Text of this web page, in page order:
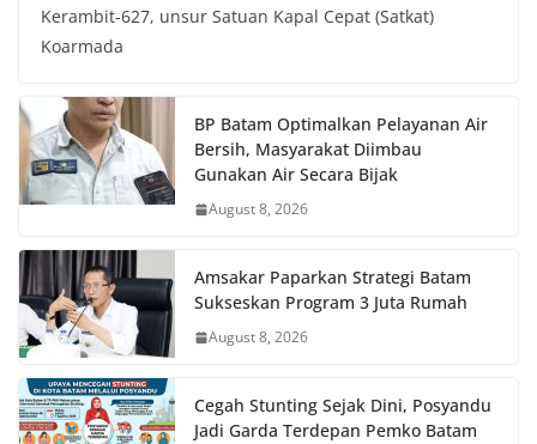
Kerambit-627, unsur Satuan Kapal Cepat (Satkat)
Koarmada
BP Batam Optimalkan Pelayanan Air
Bersih, Masyarakat Diimbau
Gunakan Air Secara Bijak
August 8, 2026
Amsakar Paparkan Strategi Batam
Sukseskan Program 3 Juta Rumah
August 8, 2026
Cegah Stunting Sejak Dini, Posyandu
Jadi Garda Terdepan Pemko Batam